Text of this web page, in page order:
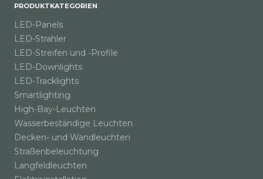
PRODUKTKATEGORIEN
LED-Panels
LED-Strahler
LED-Streifen und -Profile
LED-Downlights
LED-Tracklights
Smartlighting
High-Bay-Leuchten
Wasserbeständige Leuchten
Decken- und Wandleuchten
Straßenbeleuchtung
Langfeldleuchten